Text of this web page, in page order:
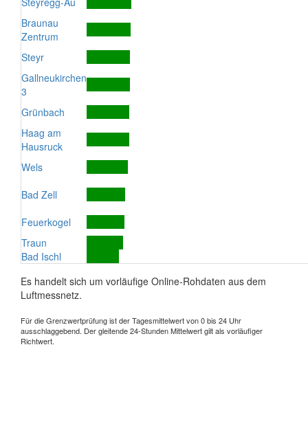
Braunau
Zentrum
Steyr
Gallneukirchen
3
Grünbach
Haag am
Hausruck
Wels
Bad Zell
Feuerkogel
Traun
Bad Ischl
Es handelt sich um vorläufige Online-Rohdaten aus dem
Luftmessnetz.
Für die Grenzwertprüfung ist der Tagesmittelwert von 0 bis 24 Uhr
ausschlaggebend. Der gleitende 24-Stunden Mittelwert gilt als vorläufiger
Richtwert.